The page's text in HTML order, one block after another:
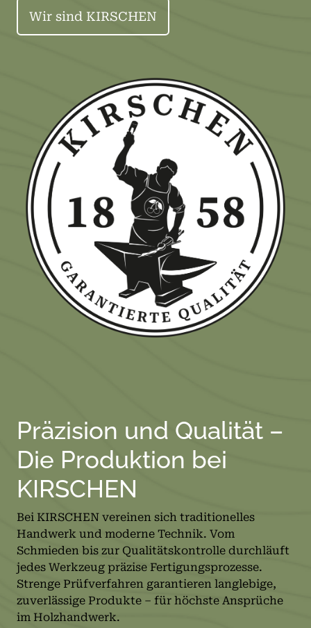
Wir sind KIRSCHEN
Präzision und Qualität –
Die Produktion bei
KIRSCHEN
Bei KIRSCHEN vereinen sich traditionelles
Handwerk und moderne Technik. Vom
Schmieden bis zur Qualitätskontrolle durchläuft
jedes Werkzeug präzise Fertigungsprozesse.
Strenge Prüfverfahren garantieren langlebige,
zuverlässige Produkte – für höchste Ansprüche
im Holzhandwerk.